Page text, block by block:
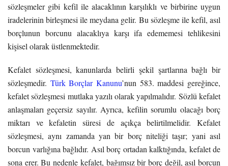
sözleşmeler gibi kefil ile alacaklının karşılıklı ve birbirine uygun
iradelerinin birleşmesi ile meydana gelir. Bu sözleşme ile kefil, asıl
borçlunun borcunu alacaklıya karşı ifa edememesi tehlikesini
kişisel olarak üstlenmektedir.
Kefalet sözleşmesi, kanunlarda belirli şekil şartlarına bağlı bir
sözleşmedir. Türk Borçlar Kanunu’nun 583. maddesi gereğince,
kefalet sözleşmesi mutlaka yazılı olarak yapılmalıdır. Sözlü kefalet
anlaşmaları geçersiz sayılır. Ayrıca, kefilin sorumlu olacağı borç
miktarı ve kefaletin süresi de açıkça belirtilmelidir. Kefalet
sözleşmesi, aynı zamanda yan bir borç niteliği taşır; yani asıl
borcun varlığına bağlıdır. Asıl borç ortadan kalktığında, kefalet de
sona erer. Bu nedenle kefalet, bağımsız bir borç değil, asıl borcun